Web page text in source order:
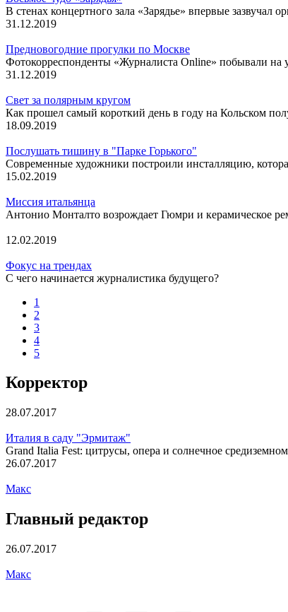
В стенах концертного зала «Зарядье» впервые зазвучал
31.12.2019
Предновогодние прогулки по Москве
Фотокорреспонденты «Журналиста Online» побывали на
31.12.2019
Свет за полярным кругом
Как прошел самый короткий день в году на Кольском
18.09.2019
Послушать тишину в "Парке Горького"
Современные художники построили инсталляцию,
15.02.2019
Миссия итальянца
Антонио Монталто возрождает Гюмри и керамическое
12.02.2019
Фокус на трендах
С чего начинается журналистика будущего?
1
2
3
4
5
Корректор
28.07.2017
Италия в саду "Эрмитаж"
Grand Italia Fest: цитрусы, опера и солнечное
26.07.2017
Макс
Главный редактор
26.07.2017
Макс